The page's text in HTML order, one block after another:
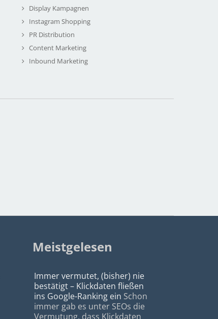
Display Kampagnen
Instagram Shopping
PR Distribution
Content Marketing
Inbound Marketing
Meistgelesen
Immer vermutet, (bisher) nie
bestätigt – Klickdaten fließen
ins Google-Ranking ein Schon
immer gab es unter SEOs die
Vermutung, dass Klickdaten